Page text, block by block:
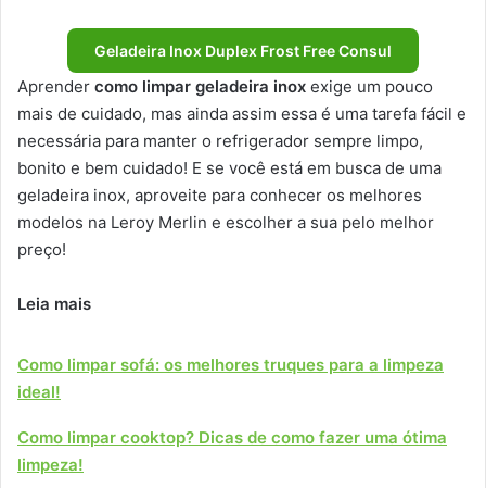
Geladeira Inox Duplex Frost Free Consul
Aprender como limpar geladeira inox exige um pouco
mais de cuidado, mas ainda assim essa é uma tarefa fácil e
necessária para manter o refrigerador sempre limpo,
bonito e bem cuidado! E se você está em busca de uma
geladeira inox, aproveite para conhecer os melhores
modelos na Leroy Merlin e escolher a sua pelo melhor
preço!
Leia mais
Como limpar sofá: os melhores truques para a limpeza
ideal!
Como limpar cooktop? Dicas de como fazer uma ótima
limpeza!